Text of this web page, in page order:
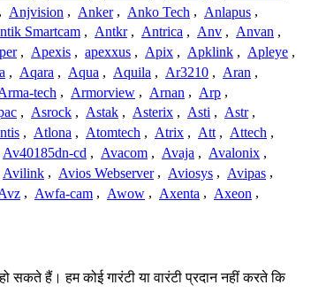
, Anjvision , Anker , Anko Tech , Anlapus ,
Smartcam , Antkr , Antrica , Anv , Anvan ,
, Apexis , apexxus , Apix , Apklink , Apleye ,
, Aqara , Aqua , Aquila , Ar3210 , Aran ,
tech , Armorview , Arnan , Arp ,
, Asrock , Astak , Asterix , Asti , Astr ,
, Atlona , Atomtech , Atrix , Att , Attech ,
Av40185dn-cd , Avacom , Avaja , Avalonix ,
Avilink , Avios Webserver , Aviosys , Avipas ,
, Awfa-cam , Awow , Axenta , Axeon ,
सकते हैं। हम कोई गारंटी या वारंटी प्रदान नहीं करते कि